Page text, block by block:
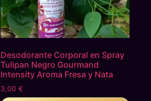
Desodorante Corporal en Spray
Tulipan Negro Gourmand
Intensity Aroma Fresa y Nata
3,00€